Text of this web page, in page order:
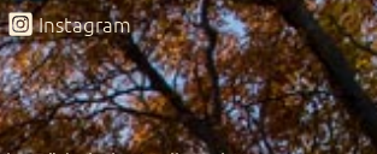
Instagram